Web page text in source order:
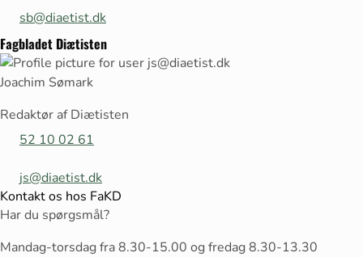
sb@diaetist.dk
Fagbladet Diætisten
Joachim Sømark
Redaktør af Diætisten
52 10 02 61
js@diaetist.dk
Kontakt os hos FaKD
Har du spørgsmål?
Mandag-torsdag fra 8.30-15.00 og fredag 8.30-13.30